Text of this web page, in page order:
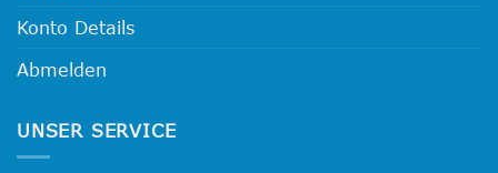
Konto Details
Abmelden
UNSER SERVICE